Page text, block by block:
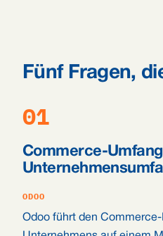
Fünf Fragen,
01
Commerce-
ODOO
Odoo führt den